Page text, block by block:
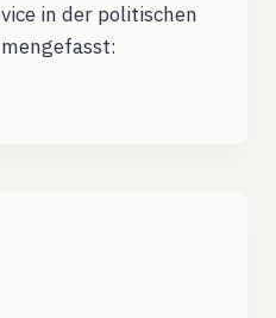
in der politischen